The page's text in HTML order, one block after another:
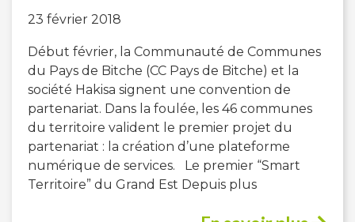
23 février 2018
Début février, la Communauté de Communes
du Pays de Bitche (CC Pays de Bitche) et la
société Hakisa signent une convention de
partenariat. Dans la foulée, les 46 communes
du territoire valident le premier projet du
partenariat : la création d’une plateforme
numérique de services. Le premier “Smart
Territoire” du Grand Est Depuis plus